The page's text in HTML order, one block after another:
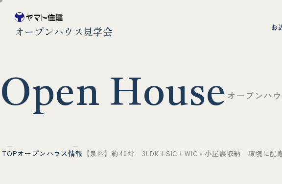
オープンハウス見学会 お
Open House オープンハウ
TOPオープンハウス情報 【泉区】約40坪 3LDK+SIC+WIC+小屋裏収納 環境に配